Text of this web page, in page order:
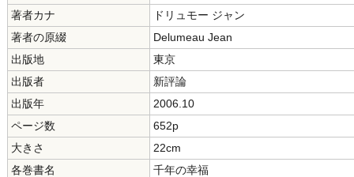
著者カナ
ドリュモー ジャン
著者の原綴
Delumeau Jean
出版地
東京
出版者
新評論
出版年
2006.10
ページ数
652p
大きさ
22cm
各巻書名
千年の幸福